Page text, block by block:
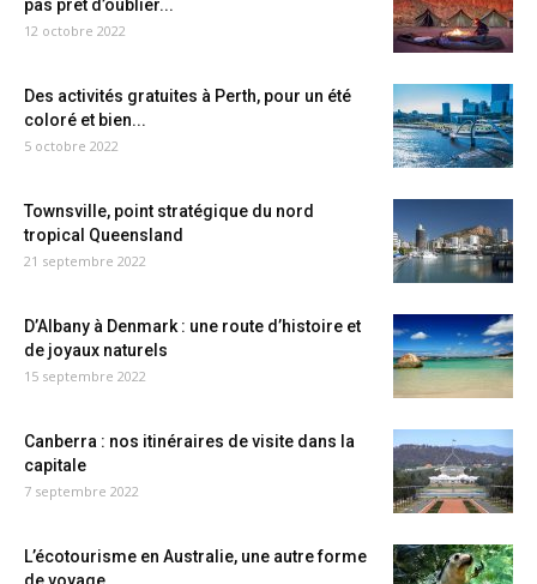
pas prêt d’oublier...
12 octobre 2022
Des activités gratuites à Perth, pour un été
coloré et bien...
5 octobre 2022
Townsville, point stratégique du nord
tropical Queensland
21 septembre 2022
D’Albany à Denmark : une route d’histoire et
de joyaux naturels
15 septembre 2022
Canberra : nos itinéraires de visite dans la
capitale
7 septembre 2022
L’écotourisme en Australie, une autre forme